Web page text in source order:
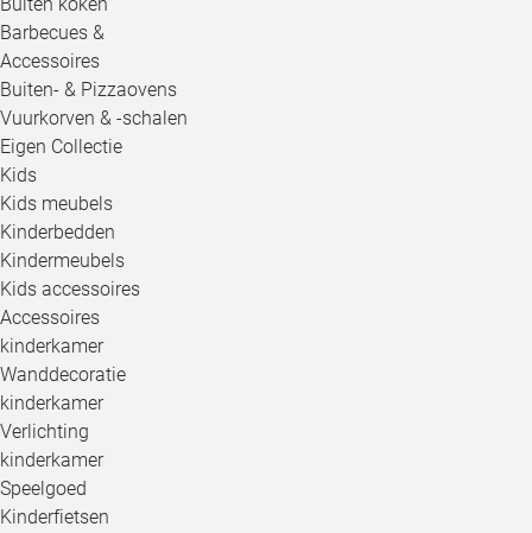
Barbecues &
Accessoires
Buiten- & Pizzaovens
Vuurkorven & -schalen
Eigen Collectie
Kids
Kids meubels
Kinderbedden
Kindermeubels
Kids accessoires
Accessoires
kinderkamer
Wanddecoratie
kinderkamer
Verlichting
kinderkamer
Speelgoed
Kinderfietsen